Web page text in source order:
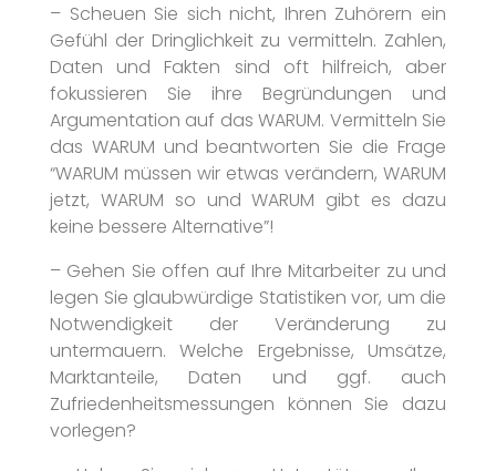
– Scheuen Sie sich nicht, Ihren Zuhörern ein
Gefühl der Dringlichkeit zu vermitteln. Zahlen,
Daten und Fakten sind oft hilfreich, aber
fokussieren Sie ihre Begründungen und
Argumentation auf das WARUM. Vermitteln Sie
das WARUM und beantworten Sie die Frage
“WARUM müssen wir etwas verändern, WARUM
jetzt, WARUM so und WARUM gibt es dazu
keine bessere Alternative”!
– Gehen Sie offen auf Ihre Mitarbeiter zu und
legen Sie glaubwürdige Statistiken vor, um die
Notwendigkeit der Veränderung zu
untermauern. Welche Ergebnisse, Umsätze,
Marktanteile, Daten und ggf. auch
Zufriedenheitsmessungen können Sie dazu
vorlegen?